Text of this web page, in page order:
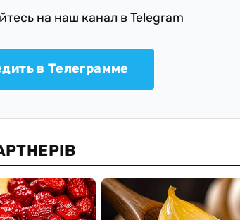
на наш канал в Telegram
в Телеграмме